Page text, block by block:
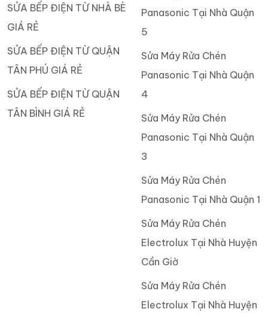
SỬA BẾP ĐIỆN TỪ NHÀ BÈ
GIÁ RẺ
SỬA BẾP ĐIỆN TỪ QUẬN
TÂN PHÚ GIÁ RẺ
SỬA BẾP ĐIỆN TỪ QUẬN
TÂN BÌNH GIÁ RẺ
Panasonic Tại Nhà Quận
5
Sửa Máy Rửa Chén
Panasonic Tại Nhà Quận
4
Sửa Máy Rửa Chén
Panasonic Tại Nhà Quận
3
Sửa Máy Rửa Chén
Panasonic Tại Nhà Quận 1
Sửa Máy Rửa Chén
Electrolux Tại Nhà Huyện
Cần Giờ
Sửa Máy Rửa Chén
Electrolux Tại Nhà Huyện